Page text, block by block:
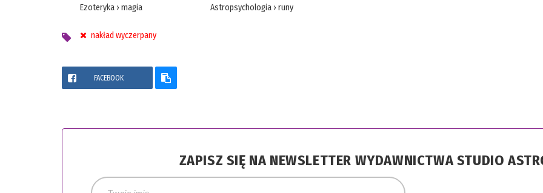
Ezoteryka › magia
Astropsychologia › runy
nakład wyczerpany
FACEBOOK
ZAPISZ SIĘ NA NEWSLETTER WYDAWNICTWA STUDIO